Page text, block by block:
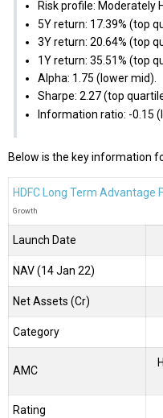
Risk profile: Moderately
5Y return: 17.39% (top
3Y return: 20.64% (top
1Y return: 35.51% (top
Alpha: 1.75 (lower mid).
Sharpe: 2.27 (top
Information ratio: -0.15
Below is the key information
HDFC Long Term Advantage
Growth
Launch Date
NAV (14 Jan 22)
Net Assets (Cr)
Category
AMC
Rating